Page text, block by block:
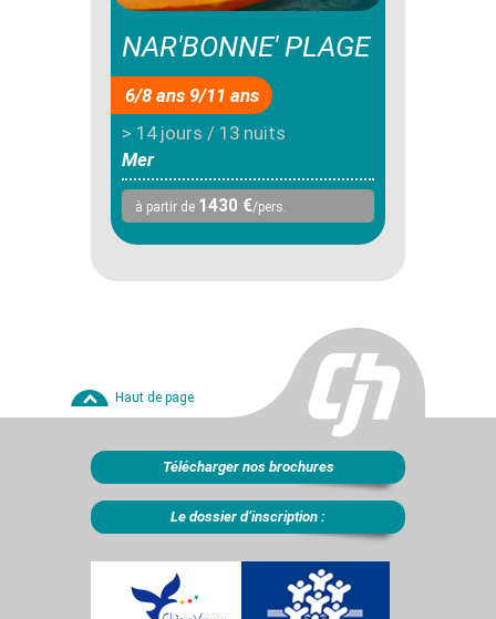
NAR'BONNE' PLAGE
6/8 ans 9/11 ans
> 14 jours / 13 nuits
Mer
à partir de 1430 €/pers.
Haut de page
Télécharger nos brochures
Le dossier d’inscription :